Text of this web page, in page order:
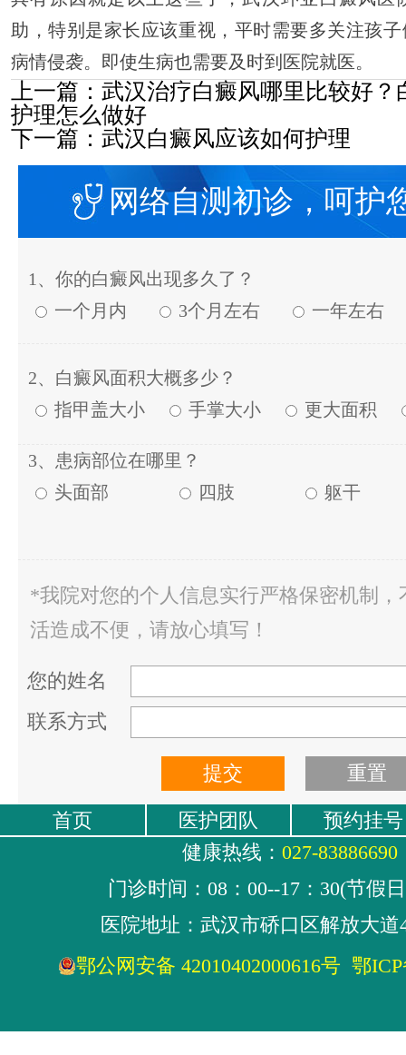
助，特别是家长应该重视，平时需要多关注孩
病情侵袭。即使生病也需要及时到医院就医。
上一篇： 武汉治疗白癜风哪里比较好？
护理怎么做好
下一篇： 武汉白癜风应该如何护理
网络自测初诊，呵护
1、你的白癜风出现多久了？
一个月内
3个月左右 一年左右
2、白癜风面积大概多少？
指甲盖大小
手掌大小 更大面积
3、患病部位在哪里？
头面部
四肢 躯干
*我院对您的个人信息实行严格保密机制，
活造成不便，请放心填写！
您的姓名
联系方式
首页 医护团队
预约挂号
健康热线： 027-83886690
门诊时间：08：00--17：30(节假
医院地址：武汉市硚口区解放大道
鄂公网安备 42010402000616号 鄂